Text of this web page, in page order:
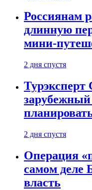
Россиянам
длинную
мини-
2 дня спустя
Турэксперт
зарубежный
2 дня спустя
Операция
самом деле
власть